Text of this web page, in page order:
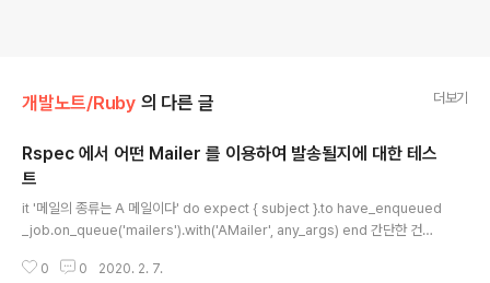
개발노트/Ruby 의 다른 글 더보기
Rspec 에서 어떤 Mailer 를 이용하여 발송될지에 대한 테스
트
it '메일의 종류는 A 메일이다' do expect { subject }.to have_enqueued
_job.on_queue('mailers').with('AMailer', any_args) end 간단한 건데
ue 를 통해서 이뤄지므로, queue 에 넣는 내용을 확인하면 된다. "mailers"
0 0 2020. 2. 7.